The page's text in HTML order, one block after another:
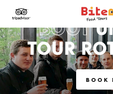
BOOT
TOUR
BOOK